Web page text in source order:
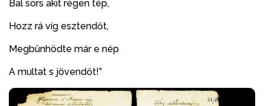
Bal sors akit régen tép,
Hozz rá víg esztendőt,
Megbünhödte már e nép
A multat s jövendőt!”